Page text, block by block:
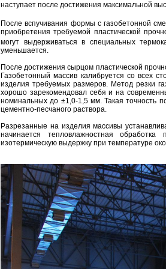
наступает после достижения максимальной
После вспучивания формы с газобетонной
приобретения требуемой пластической
могут выдерживаться в специальных
уменьшается.
После достижения сырцом пластической
Газобетонный массив калибруется со всех
изделия требуемых размеров. Метод резки
хорошо зарекомендовал себя и на
номинальных до ±1,0-1,5 мм. Такая точность
цементно-песчаного раствора.
Разрезанные на изделия массивы
начинается тепловлажностная
изотермическую выдержку при температуре